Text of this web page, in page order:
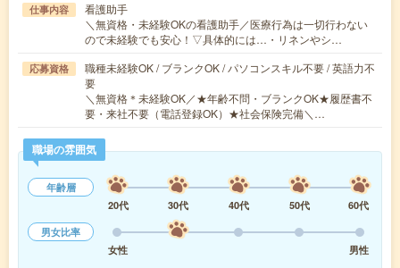
仕事内容
看護助手
＼無資格・未経験OKの看護助手／医療行為は一切行わない
ので未経験でも安心！▽具体的には…・リネンやシ…
応募資格
職種未経験OK / ブランクOK / パソコンスキル不要 / 英語力不
要
＼無資格＊未経験OK／★年齢不問・ブランクOK★履歴書不
要・来社不要（電話登録OK）★社会保険完備＼…
職場の雰囲気
年齢層
20代
30代 40代 50代
60代
男女比率
女性
男性